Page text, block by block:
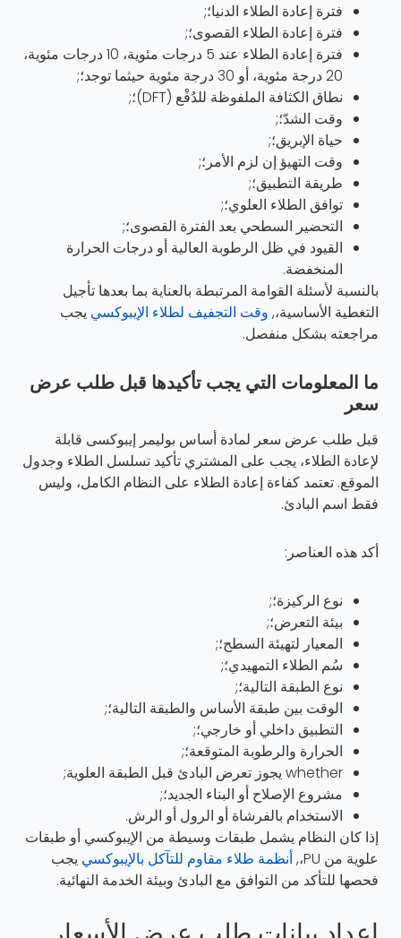
فترة إعادة الطلاء الدنيا؛;
فترة إعادة الطلاء القصوى؛;
فترة إعادة الطلاء عند 5 درجات مئوية، 10 درجات مئوية،
20 درجة مئوية، أو 30 درجة مئوية حيثما توجد؛;
نطاق الكثافة الملفوظة للدُفْع (DFT)؛;
وقت الشدّ؛;
حياة الإبريق؛;
وقت التهيؤ إن لزم الأمر؛;
طريقة التطبيق؛;
توافق الطلاء العلوي؛;
التحضير السطحي بعد الفترة القصوى؛;
القيود في ظل الرطوبة العالية أو درجات الحرارة
المنخفضة.
بالنسبة لأسئلة القوامة المرتبطة بالعناية بما بعدها تأجيل
التغطية الأساسية،, وقت التجفيف لطلاء الإيبوكسي يجب
مراجعته بشكل منفصل.
ما المعلومات التي يجب تأكيدها قبل طلب عرض
سعر
قبل طلب عرض سعر لمادة أساس بوليمر إيبوكسى قابلة
لإعادة الطلاء، يجب على المشتري تأكيد تسلسل الطلاء وجدول
الموقع. تعتمد كفاءة إعادة الطلاء على النظام الكامل، وليس
فقط اسم البادئ.
أكد هذه العناصر:
نوع الركيزة؛;
بيئة التعرض؛;
المعيار لتهيئة السطح؛;
سُم الطلاء التمهيدي؛;
نوع الطبقة التالية؛;
الوقت بين طبقة الأساس والطبقة التالية؛;
التطبيق داخلي أو خارجي؛;
الحرارة والرطوبة المتوقعة؛;
whether يجوز تعرض البادئ قبل الطبقة العلوية;
مشروع الإصلاح أو البناء الجديد؛;
الاستخدام بالفرشاة أو الرول أو الرش.
إذا كان النظام يشمل طبقات وسيطة من الإيبوكسي أو طبقات
علوية من PU،,
أنظمة طلاء مقاوم للتآكل بالإيبوكسي يجب
فحصها للتأكد من التوافق مع البادئ وبيئة الخدمة النهائية.